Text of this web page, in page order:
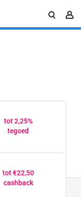
tot 2,25%
tegoed
tot €22,50
cashback